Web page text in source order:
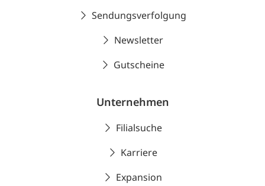
Sendungsverfolgung
Newsletter
Gutscheine
Unternehmen
Filialsuche
Karriere
Expansion